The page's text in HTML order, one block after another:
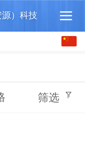
）科技
筛选